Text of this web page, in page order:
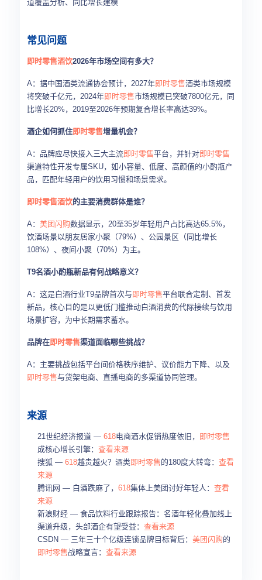
道覆盖分析、同比增长建模
常见问题
即时零售酒饮2026年市场空间有多大？
A：据中国酒类流通协会预计，2027年即时零售酒类市场规模
将突破千亿元，2024年即时零售市场规模已突破7800亿元，同
比增长20%，2019至2026年预期复合增长率高达39%。
酒企如何抓住即时零售增量机会？
A：品牌应尽快接入三大主流即时零售平台，并针对即时零售
渠道特性开发专属SKU，如小容量、低度、高颜值的小酌瓶产
品，匹配年轻用户的饮用习惯和场景需求。
即时零售酒饮的主要消费群体是谁？
A： 美团闪购数据显示，20至35岁年轻用户占比高达65.5%，
饮酒场景以朋友居家小聚（79%）、公园景区（同比增长
108%）、夜间小聚（70%）为主。
T9名酒小酌瓶新品有何战略意义？
A：这是白酒行业T9品牌首次与 即时零售平台联合定制、首发
新品，核心目的是以更低门槛推动白酒消费的代际接续与饮用
场景扩容，为中长期需求蓄水。
品牌在即时零售渠道面临哪些挑战？
A：主要挑战包括平台间价格秩序维护、议价能力下降、以及
即时零售与货架电商、直播电商的多渠道协同管理。
来源
21世纪经济报道 — 618电商酒水促销热度依旧，
即时零售
成核心增长引擎： 查看来源
搜狐 — 618越贵越火？酒类即时零售的180度大转弯： 查看
来源
腾讯网 — 白酒跌麻了， 618集体上美团讨好年轻人： 查看
来源
新浪财经 — 食品饮料行业跟踪报告：名酒年轻化叠加线上
渠道升级，头部酒企有望受益： 查看来源
CSDN — 三年三十个亿级连锁品牌目标背后： 美团闪购的
即时零售战略宣言： 查看来源